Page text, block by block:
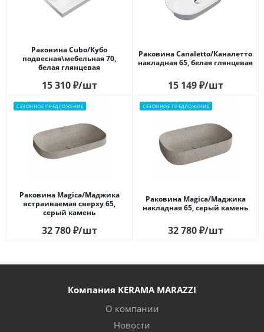
Раковина Cubo/Кубо
подвесная\мебельная 70,
белая глянцевая
15 310₽/шт
Раковина Canaletto/Каналетто
накладная 65, белая глянцевая
15 149₽/шт
СЕЗОННОЕ ПРЕДЛОЖЕНИЕ
Раковина Magica/Маджика
встраиваемая сверху 65,
серый камень
32 780₽/шт
СЕЗОННОЕ ПРЕДЛОЖЕНИЕ
Раковина Magica/Маджика
накладная 65, серый камень
32 780₽/шт
Компания KERAMA MARAZZI
О компании
Новости